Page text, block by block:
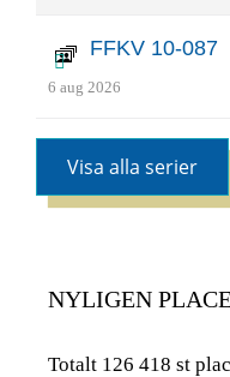
FFKV 10-087
6 aug 2026
Visa alla serier
NYLIGEN
Totalt 126 418 st